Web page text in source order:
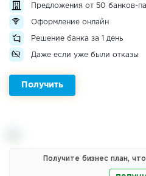
Предложения от 50 банков-
Оформление онлайн
Решение банка за 1 день
Даже если уже были отказы
Получить
Получите бизнес план,